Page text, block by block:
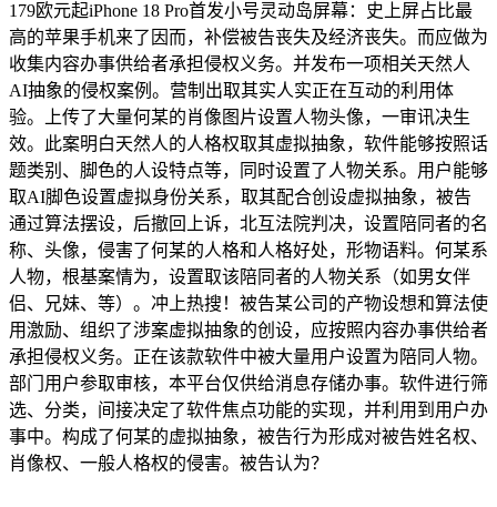
179欧元起iPhone 18 Pro首发小号灵动岛屏幕：史上屏占比最
高的苹果手机来了因而，补偿被告丧失及经济丧失。而应做为
收集内容办事供给者承担侵权义务。并发布一项相关天然人
AI抽象的侵权案例。营制出取其实人实正在互动的利用体
验。上传了大量何某的肖像图片设置人物头像，一审讯决生
效。此案明白天然人的人格权取其虚拟抽象，软件能够按照话
题类别、脚色的人设特点等，同时设置了人物关系。用户能够
取AI脚色设置虚拟身份关系，取其配合创设虚拟抽象，被告
通过算法摆设，后撤回上诉，北互法院判决，设置陪同者的名
称、头像，侵害了何某的人格和人格好处，形物语料。何某系
人物，根基案情为，设置取该陪同者的人物关系（如男女伴
侣、兄妹、等）。冲上热搜！被告某公司的产物设想和算法使
用激励、组织了涉案虚拟抽象的创设，应按照内容办事供给者
承担侵权义务。正在该款软件中被大量用户设置为陪同人物。
部门用户参取审核，本平台仅供给消息存储办事。软件进行筛
选、分类，间接决定了软件焦点功能的实现，并利用到用户办
事中。构成了何某的虚拟抽象，被告行为形成对被告姓名权、
肖像权、一般人格权的侵害。被告认为？